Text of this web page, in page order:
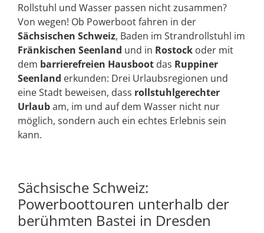
Rollstuhl und Wasser passen nicht zusammen?
Von wegen! Ob Powerboot fahren in der
Sächsischen Schweiz, Baden im Strandrollstuhl im
Fränkischen Seenland und in Rostock oder mit
dem barrierefreien Hausboot das Ruppiner
Seenland erkunden: Drei Urlaubsregionen und
eine Stadt beweisen, dass rollstuhlgerechter
Urlaubam, im und auf dem Wasser nicht nur
möglich, sondern auch ein echtes Erlebnis sein
kann.
Sächsische Schweiz:
Powerboottouren unterhalb der
berühmten Bastei in Dresden